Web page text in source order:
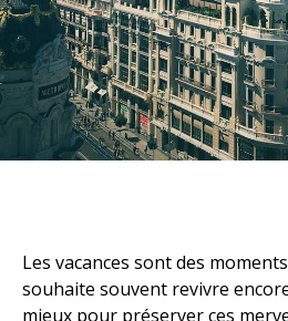
Les vacances sont des
souhaite souvent revivre
mieux pour préserver ces